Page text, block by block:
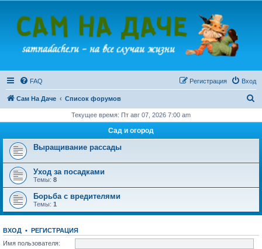
FAQ Вход
Регистрация
Сам На Даче Список форумов
с
Текущее время: Пт авг 07, 2026 7:00 am
Сад и огород
Выращивание рассады
Уход за посадками
Темы: 8
Борьба с вредителями
Темы: 1
ВХОД • РЕГИСТРАЦИЯ
Имя пользователя: